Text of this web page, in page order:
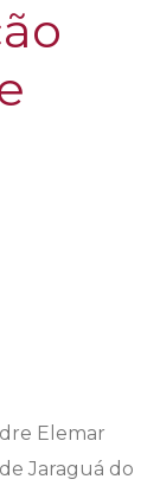
Elemar
Jaraguá do